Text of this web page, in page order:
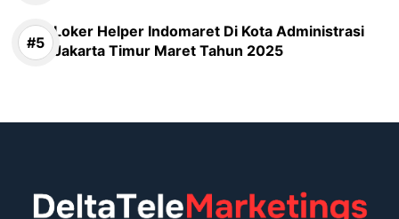
Loker Helper Indomaret Di Kota Administrasi
Jakarta Timur Maret Tahun 2025